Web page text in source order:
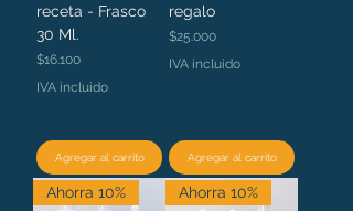
receta - Frasco
30 Ml.
Precio
$16.100
IVA incluido
Agregar al carrito
regalo
Precio
$25.000
IVA incluido
Agregar al carrito
Ahorra 10% Ahorra 10%